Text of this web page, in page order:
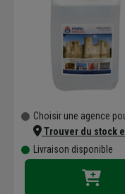
Choisir une agence
Trouver du stock
Livraison disponible